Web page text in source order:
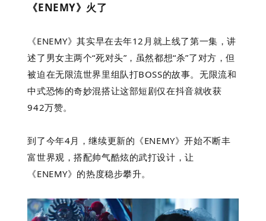
《ENEMY》火了
《ENEMY》其实早在去年12月就上线了第一集，讲
述了男女主两个“死对头”，虽然都想“杀”了对方，但
被迫在无限流世界里组队打BOSS的故事。无限流和
中式恐怖的奇妙混搭让这部短剧仅在抖音就收获
942万赞。
到了今年4月，继续更新的《ENEMY》开始不断丰
富世界观，搭配帅气酷炫的武打设计，让
《ENEMY》的热度稳步攀升。